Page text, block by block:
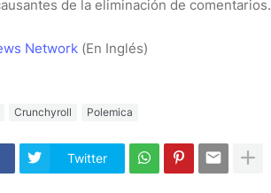
de la eliminación de comentarios.
Network (En Inglés)
Crunchyroll Polemica
Twitter